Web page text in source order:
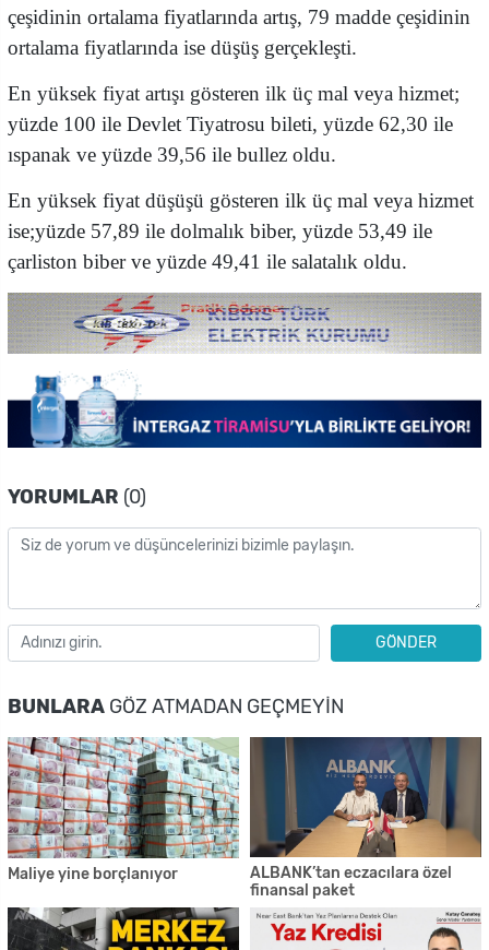
çeşidinin ortalama fiyatlarında artış, 79 madde çeşidinin
ortalama fiyatlarında ise düşüş gerçekleşti.
En yüksek fiyat artışı gösteren ilk üç mal veya hizmet;
yüzde 100 ile Devlet Tiyatrosu bileti, yüzde 62,30 ile
ıspanak ve yüzde 39,56 ile bullez oldu.
En yüksek fiyat düşüşü gösteren ilk üç mal veya hizmet
ise;yüzde 57,89 ile dolmalık biber, yüzde 53,49 ile
çarliston biber ve yüzde 49,41 ile salatalık oldu.
YORUMLAR (0)
GÖNDER
BUNLARA GÖZ ATMADAN GEÇMEYIN
Maliye yine borçlanıyor
ALBANK’tan eczacılara özel
finansal paket